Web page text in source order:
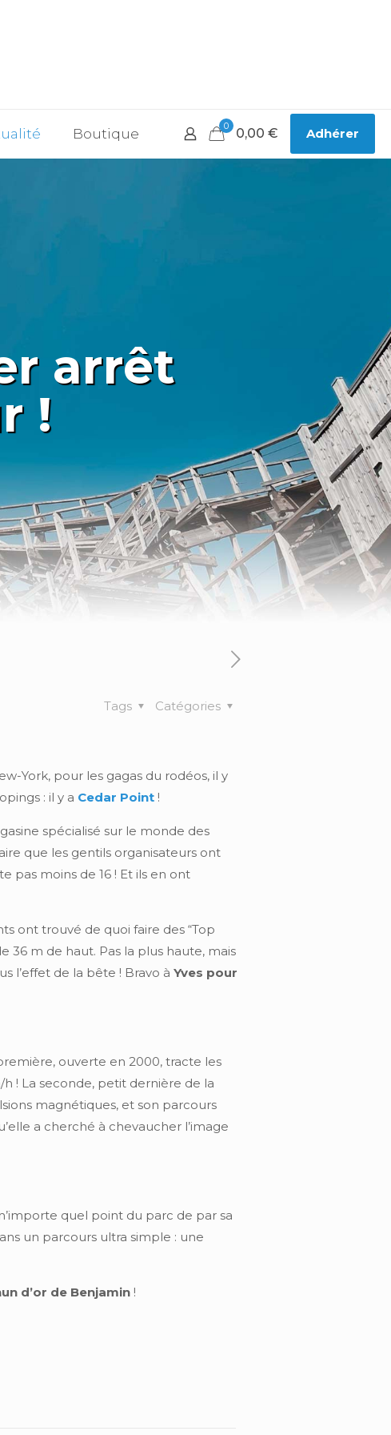
Boutique 0 0,00 € Adhérer
arrêt
!
Catégories
Tags
York, pour les gagas du rodéos, il y
: il y a Cedar Point!
spécialisé sur le monde des
que les gentils organisateurs ont
pas moins de 16 ! Et ils en ont
ont trouvé de quoi faire des “Top
36 m de haut. Pas la plus haute, mais
l’effet de la bête ! Bravo à Yves pour
ouverte en 2000, tracte les
! La seconde, petit dernière de la
magnétiques, et son parcours
a cherché à chevaucher l’image
quel point du parc de par sa
un parcours ultra simple : une
d’or de Benjamin!